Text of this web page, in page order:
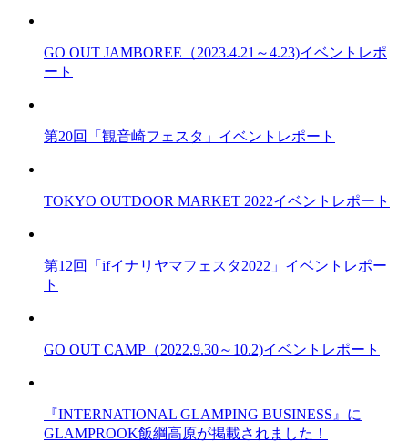
GO OUT JAMBOREE（2023.4.21～4.23)イベントレポ
ート
第20回「観音崎フェスタ」イベントレポート
TOKYO OUTDOOR MARKET 2022イベントレポート
第12回「ifイナリヤマフェスタ2022」イベントレポー
ト
GO OUT CAMP（2022.9.30～10.2)イベントレポート
『INTERNATIONAL GLAMPING BUSINESS』に
GLAMPROOK飯綱高原が掲載されました！